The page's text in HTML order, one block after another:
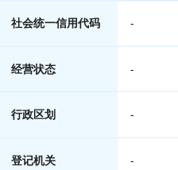
社会统一信用代码 -
经营状态 -
行政区划 -
登记机关 -